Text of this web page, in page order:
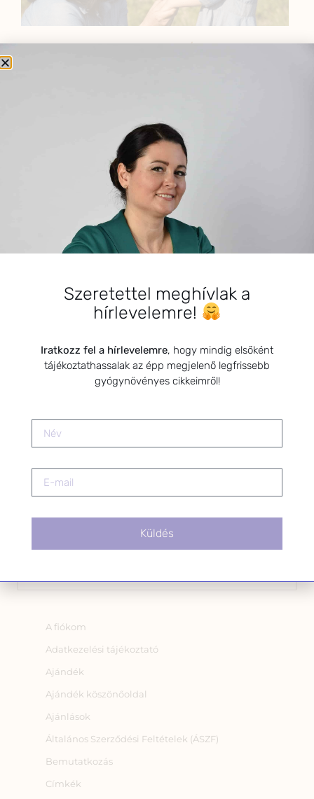
BEMUTATKOZÁS
alkalmazásának oktatása, a gyermekek, a nők és a
férfiak egészségének megőrzése és helyreállítása.
HÍRLEVÉL
HÍRLEVÉL FELIRATKOZÁS
Kérlek a feliratkozáshoz fogadd el
az alábbi nyilatkozatot:
Hozzájárulok, hogy az
hírleveleket küldjön nekem.
A hírlevélről bármikor
linkre kattintva.
A fiókom
Adatkezelési tájékoztató
Ajándék
Ajándék köszönőoldal
Ajánlások
Általános Szerződési Feltételek (ÁSZF)
Bemutatkozás
Címkék
Szeretettel meghívlak a
hírlevelemre!
Iratkozz fel a hírlevelemre, hogy mindig elsőként
tájékoztathassalak az épp megjelenő legfrissebb
gyógynövényes cikkeimről!
Küldés